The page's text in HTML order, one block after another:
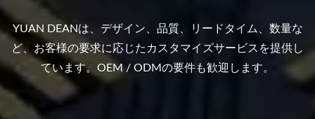
YUAN DEANは、デザイン、品質、リードタイム、数量な
ど、お客様の要求に応じたカスタマイズサービスを提供し
ています。OEM / ODMの要件も歓迎します。